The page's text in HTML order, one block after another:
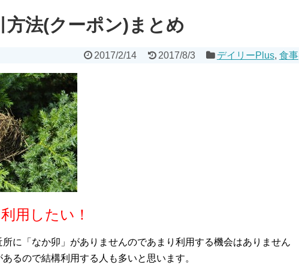
方法(クーポン)まとめ
2017/2/14 2017/8/3 デイリーPlus, 食事
用したい！
に「なか卯」がありませんのであまり利用する機会はありません
るので結構利用する人も多いと思います。